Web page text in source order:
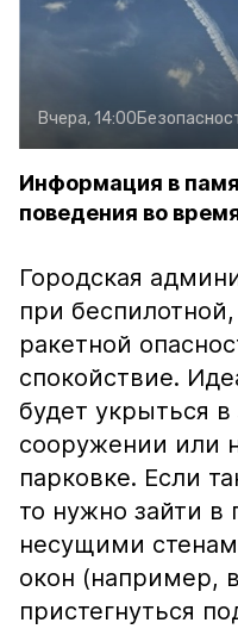
Вчера, 14:00
Информация в
поведения во
Городская
при
ракетной
спокойствие.
будет укрыться
сооружении или
парковке. Если
то нужно зайти
несущими
окон (например,
пристегнуться